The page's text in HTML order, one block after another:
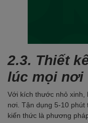
2.3. Thiết
lúc mọi nơi
Với kích thước nhỏ xinh,
nơi. Tận dụng 5-10 phút
kiến thức là phương